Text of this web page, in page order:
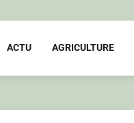
ACTU AGRICULTURE